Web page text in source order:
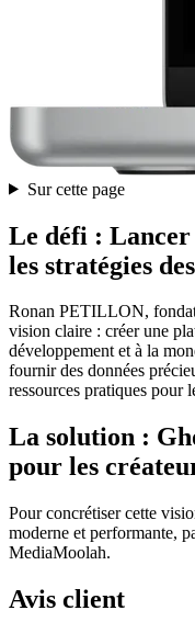
Sur cette page
Le défi :
les stratégies
Ronan PETILLON,
vision claire : créer une
développement et à la
fournir des données
ressources pratiques pour
La solution :
pour les
Pour concrétiser cette
moderne et performante,
MediaMoolah.
Avis client